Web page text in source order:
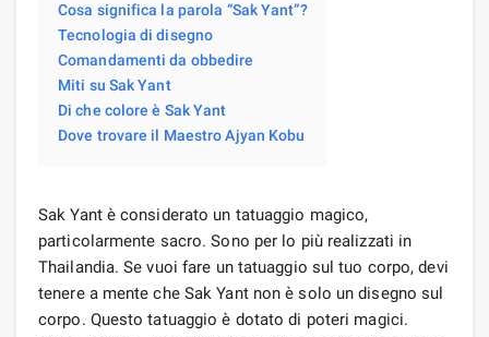
Cosa significa la parola “Sak Yant”?
Tecnologia di disegno
Comandamenti da obbedire
Miti su Sak Yant
Di che colore è Sak Yant
Dove trovare il Maestro Ajyan Kobu
Sak Yant è considerato un tatuaggio magico,
particolarmente sacro. Sono per lo più realizzati in
Thailandia. Se vuoi fare un tatuaggio sul tuo corpo, devi
tenere a mente che Sak Yant non è solo un disegno sul
corpo. Questo tatuaggio è dotato di poteri magici.